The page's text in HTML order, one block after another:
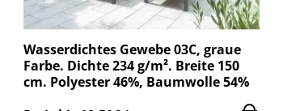
Wasserdichtes Gewebe 03C, graue
Farbe. Dichte 234 g/m². Breite 150
cm. Polyester 46%, Baumwolle 54%